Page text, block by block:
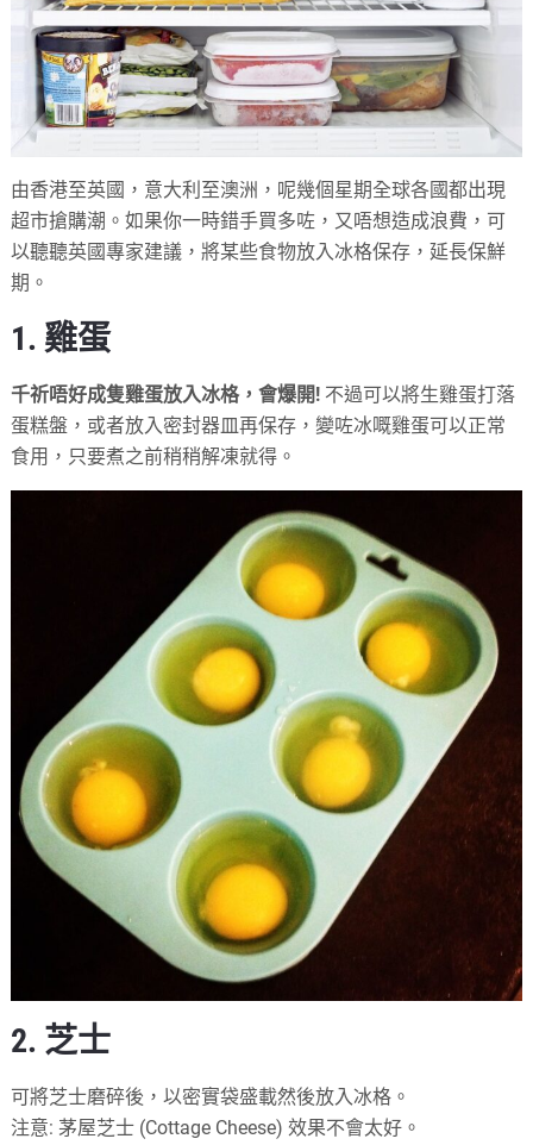
由香港至英國，意大利至澳洲，呢幾個星期全球各國都出現
超市搶購潮。如果你一時錯手買多咗，又唔想造成浪費，可
以聽聽英國專家建議，將某些食物放入冰格保存，延長保鮮
期。
1. 雞蛋
千祈唔好成隻雞蛋放入冰格，會爆開! 不過可以將生雞蛋打落
蛋糕盤，或者放入密封器皿再保存，變咗冰嘅雞蛋可以正常
食用，只要煮之前稍稍解凍就得。
2. 芝士
可將芝士磨碎後，以密實袋盛載然後放入冰格。
注意: 茅屋芝士 (Cottage Cheese) 效果不會太好。